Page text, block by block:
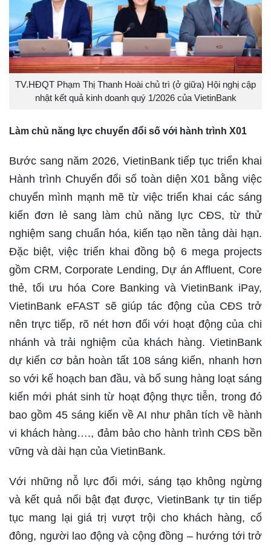
TV.HĐQT Phạm Thị Thanh Hoài chủ trì (ở giữa) Hội nghị cập
nhật kết quả kinh doanh quý 1/2026 của VietinBank
Làm chủ năng lực chuyển đổi số với hành trình X01
Bước sang năm 2026, VietinBank tiếp tục triển khai
Hành trình Chuyển đổi số toàn diện X01 bằng việc
chuyển mình mạnh mẽ từ việc triển khai các sáng
kiến đơn lẻ sang làm chủ năng lực CĐS, từ thử
nghiệm sang chuẩn hóa, kiến tạo nền tảng dài hạn.
Đặc biệt, việc triển khai đồng bộ 6 mega projects
gồm CRM, Corporate Lending, Dự án Affluent, Core
thẻ, tối ưu hóa Core Banking và VietinBank iPay,
VietinBank eFAST sẽ giúp tác động của CĐS trở
nên trực tiếp, rõ nét hơn đối với hoạt động của chi
nhánh và trải nghiệm của khách hàng. VietinBank
dự kiến cơ bản hoàn tất 108 sáng kiến, nhanh hơn
so với kế hoạch ban đầu, và bổ sung hàng loạt sáng
kiến mới phát sinh từ hoạt động thực tiễn, trong đó
bao gồm 45 sáng kiến về AI như phân tích về hành
vi khách hàng…., đảm bảo cho hành trình CĐS bền
vững và dài hạn của VietinBank.
Với những nỗ lực đổi mới, sáng tạo không ngừng
và kết quả nổi bật đạt được, VietinBank tự tin tiếp
tục mang lại giá trị vượt trội cho khách hàng, cổ
đông, người lao động và cộng đồng – hướng tới trở